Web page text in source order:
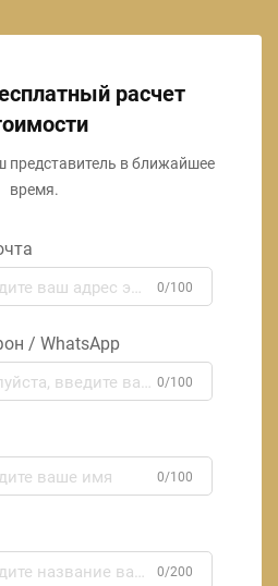
расчет
представитель в ближайшее
время.
0/100
/ WhatsApp
0/100
0/100
0/200